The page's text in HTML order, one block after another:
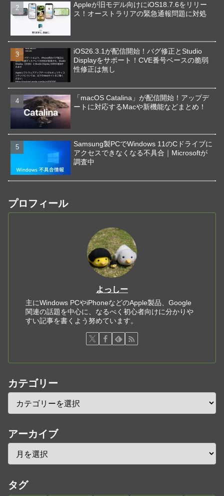
Appleが旧モデル向けにiOS18.7.6をリリー
ス！オーストラリアの緊急通報問題に対処
iOS26.3.1が配信開始！バグ修正とStudio
Displayをサポート！CVE番号ベースの脆弱
性修正は無し
「macOS Catalina」が配信開始！アップデ
ートに対応するMacや新機能などまとめ！
Samsung製PCでWindows 11のCドライブに
アクセスできなくなる不具合｜Microsoftが
調査中
プロフィール
よっしー
主にWindows PCやiPhoneなどのApple製品、Google
関連の話題を中心に、なるべく初心者向けに分かりや
すい記事を書くよう努めています。
カテゴリー
アーカイブ
タグ